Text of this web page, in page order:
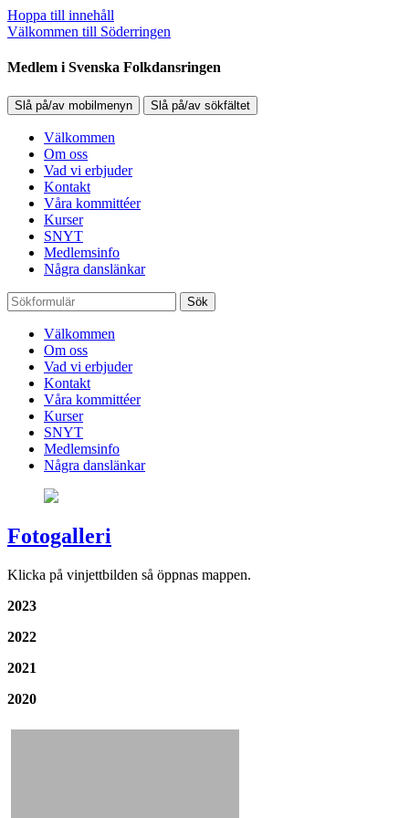
Hoppa till innehåll
Välkommen till Söderringen
Medlem i Svenska Folkdansringen
Slå på/av mobilmenyn Slå på/av sökfältet
Välkommen
Om oss
Vad vi erbjuder
Kontakt
Våra kommittéer
Kurser
SNYT
Medlemsinfo
Några danslänkar
Sök
Välkommen
Om oss
Vad vi erbjuder
Kontakt
Våra kommittéer
Kurser
SNYT
Medlemsinfo
Några danslänkar
Fotogalleri
Klicka på vinjettbilden så öppnas mappen.
2023
2022
2021
2020